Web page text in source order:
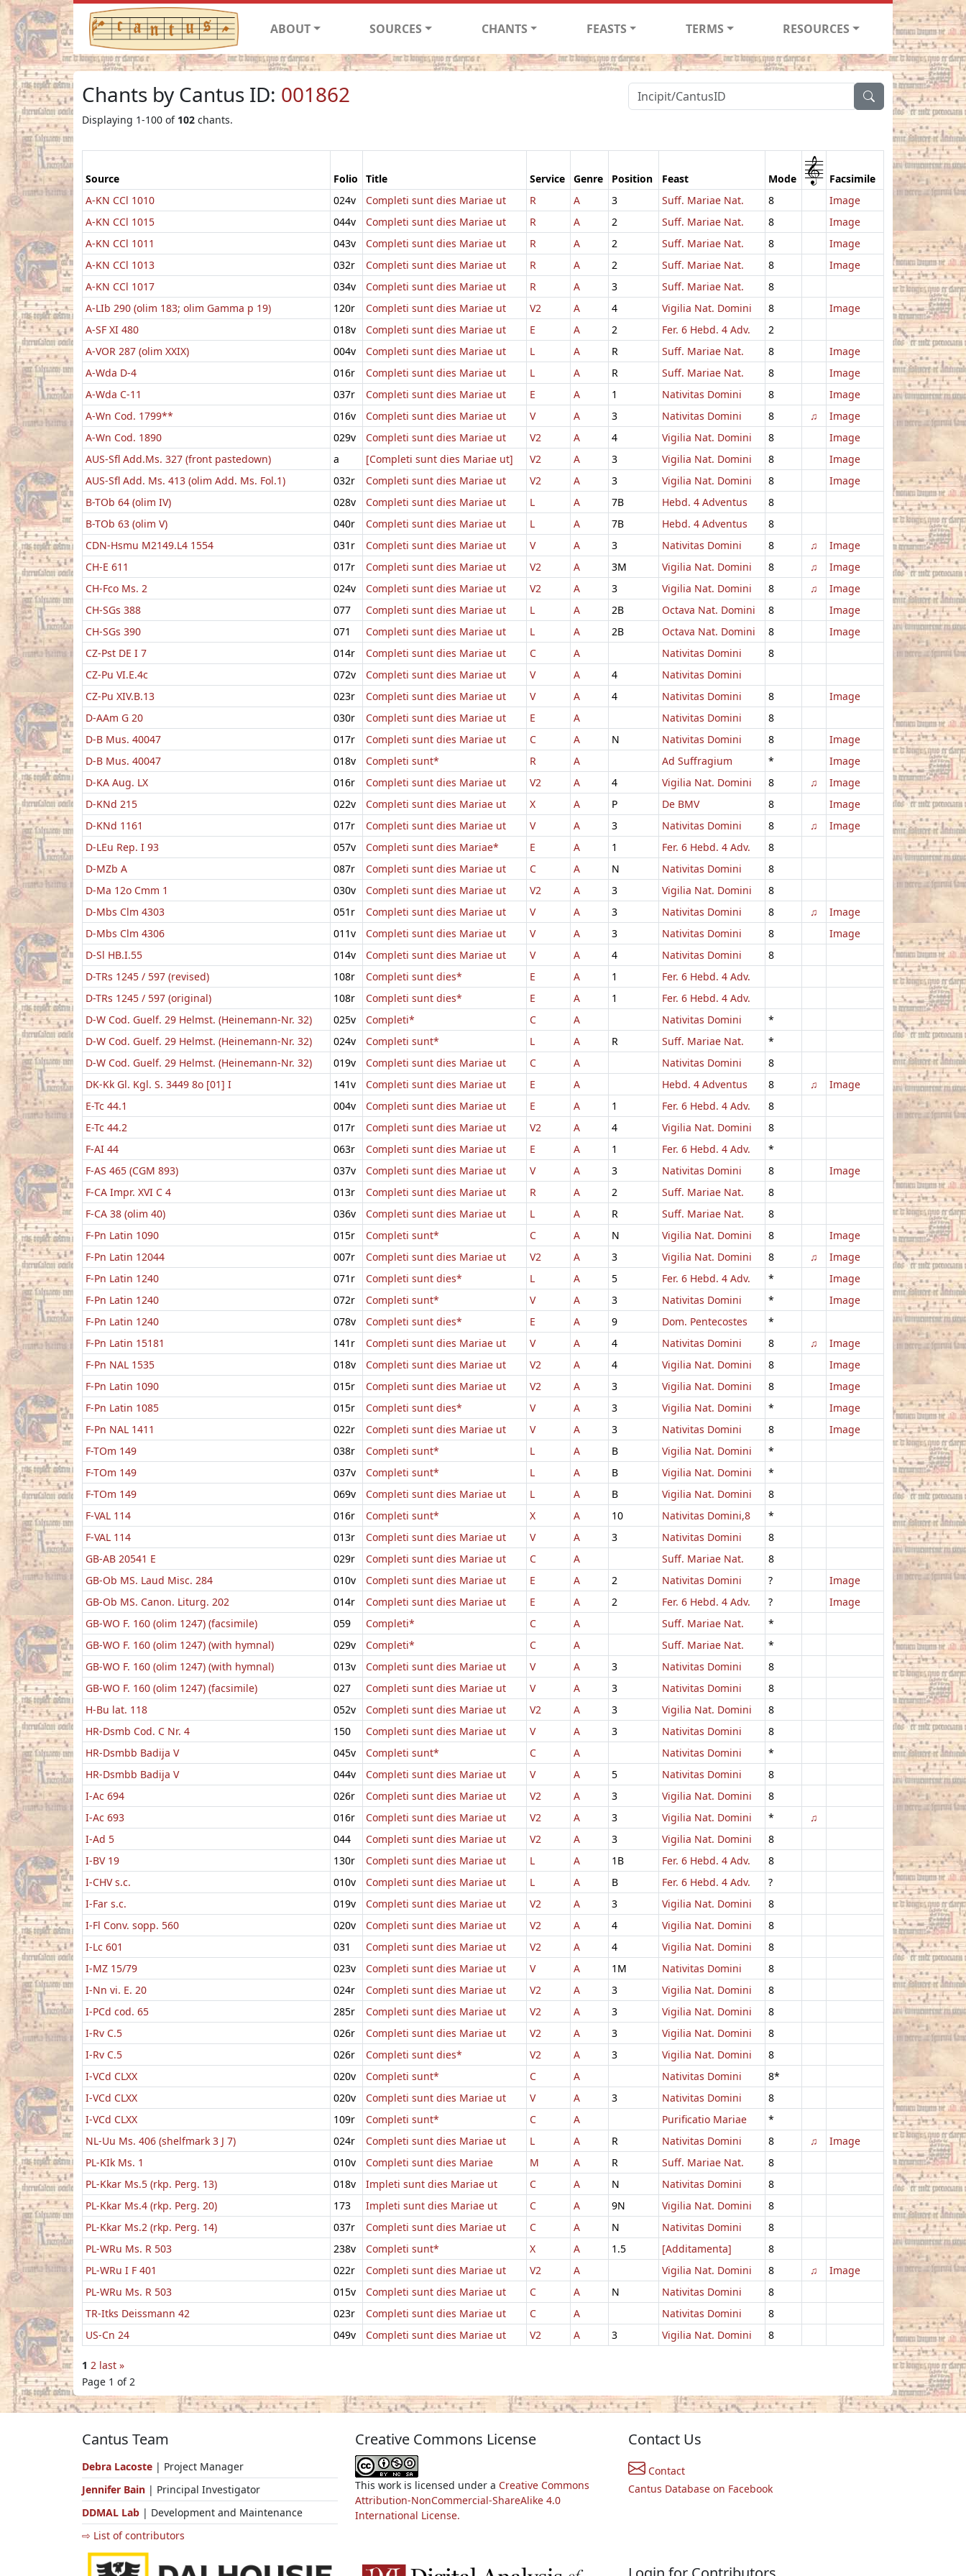
ABOUT SOURCES CHANTS FEASTS TERMS RESOURCES
Chants by Cantus ID: 001862
Displaying 1-100 of 102 chants.
Source Folio Title Service Genre Position Feast Mode 1
Facsimile
A-KN CCl 1010
024v Completi sunt dies Mariae ut R A 3 Suff. Mariae Nat. 8
Image
A-KN CCl 1015
044v Completi sunt dies Mariae ut R A 2 Suff. Mariae Nat. 8
Image
A-KN CCl 1011
043v Completi sunt dies Mariae ut R A 2 Suff. Mariae Nat. 8
Image
A-KN CCl 1013
032r Completi sunt dies Mariae ut R A 2 Suff. Mariae Nat. 8
Image
A-KN CCl 1017
034v Completi sunt dies Mariae ut R A 3 Suff. Mariae Nat.
8
A-LIb 290 (olim 183; olim Gamma p 19)
120r Completi sunt dies Mariae ut V2 A 4 Vigilia Nat. Domini 8
Image
A-SF XI 480
018v Completi sunt dies Mariae ut E A 2 Fer. 6 Hebd. 4 Adv.
2
A-VOR 287 (olim XXIX)
004v Completi sunt dies Mariae ut L A R Suff. Mariae Nat. 8
Image
A-Wda D-4
016r Completi sunt dies Mariae ut L A R Suff. Mariae Nat. 8
Image
A-Wda C-11
037r Completi sunt dies Mariae ut E A 1 Nativitas Domini 8
Image
A-Wn Cod. 1799**
016v Completi sunt dies Mariae ut V A 3 Nativitas Domini 8 ♫
Image
A-Wn Cod. 1890
029v Completi sunt dies Mariae ut V2 A 4 Vigilia Nat. Domini 8
Image
AUS-Sfl Add.Ms. 327 (front pastedown)
a [Completi sunt dies Mariae ut] V2 A 3 Vigilia Nat. Domini 8
Image
AUS-Sfl Add. Ms. 413 (olim Add. Ms. Fol.1)
032r Completi sunt dies Mariae ut V2 A 3 Vigilia Nat. Domini 8
Image
B-TOb 64 (olim IV)
028v Completi sunt dies Mariae ut L A 7B Hebd. 4 Adventus
8
B-TOb 63 (olim V)
040r Completi sunt dies Mariae ut L A 7B Hebd. 4 Adventus
8
CDN-Hsmu M2149.L4 1554
031r Completi sunt dies Mariae ut V A 3 Nativitas Domini 8 ♫
Image
CH-E 611
017r Completi sunt dies Mariae ut V2 A 3M Vigilia Nat. Domini 8 ♫
Image
CH-Fco Ms. 2
024v Completi sunt dies Mariae ut V2 A 3 Vigilia Nat. Domini 8 ♫
Image
CH-SGs 388
077 Completi sunt dies Mariae ut L A 2B Octava Nat. Domini 8
Image
CH-SGs 390
071 Completi sunt dies Mariae ut L A 2B Octava Nat. Domini 8
Image
CZ-Pst DE I 7
014r Completi sunt dies Mariae ut C A Nativitas Domini
8
CZ-Pu VI.E.4c
072v Completi sunt dies Mariae ut V A 4
Nativitas Domini
CZ-Pu XIV.B.13
023r Completi sunt dies Mariae ut V A 4 Nativitas Domini 8
Image
D-AAm G 20
030r Completi sunt dies Mariae ut E A Nativitas Domini
8
D-B Mus. 40047
017r Completi sunt dies Mariae ut C A N Nativitas Domini 8
Image
D-B Mus. 40047
018v Completi sunt* R A Ad Suffragium *
Image
D-KA Aug. LX
016r Completi sunt dies Mariae ut V2 A 4 Vigilia Nat. Domini 8 ♫
Image
D-KNd 215
022v Completi sunt dies Mariae ut X A P De BMV 8
Image
D-KNd 1161
017r Completi sunt dies Mariae ut V A 3 Nativitas Domini 8 ♫
Image
D-LEu Rep. I 93
057v Completi sunt dies Mariae* E A 1 Fer. 6 Hebd. 4 Adv.
8
D-MZb A
087r Completi sunt dies Mariae ut C A N Nativitas Domini
8
D-Ma 12o Cmm 1
030v Completi sunt dies Mariae ut V2 A 3 Vigilia Nat. Domini
8
D-Mbs Clm 4303
051r Completi sunt dies Mariae ut V A 3 Nativitas Domini 8 ♫
Image
D-Mbs Clm 4306
011v Completi sunt dies Mariae ut V A 3 Nativitas Domini 8
Image
D-Sl HB.I.55
014v Completi sunt dies Mariae ut V A 4 Nativitas Domini
8
D-TRs 1245 / 597 (revised)
108r Completi sunt dies* E A 1
Fer. 6 Hebd. 4 Adv.
D-TRs 1245 / 597 (original)
108r Completi sunt dies* E A 1
Fer. 6 Hebd. 4 Adv.
D-W Cod. Guelf. 29 Helmst. (Heinemann-Nr. 32)
025v Completi* C A Nativitas Domini
*
D-W Cod. Guelf. 29 Helmst. (Heinemann-Nr. 32)
024v Completi sunt* L A R Suff. Mariae Nat.
*
D-W Cod. Guelf. 29 Helmst. (Heinemann-Nr. 32)
019v Completi sunt dies Mariae ut C A Nativitas Domini
8
DK-Kk Gl. Kgl. S. 3449 8o [01] I
141v Completi sunt dies Mariae ut E A Hebd. 4 Adventus 8 ♫
Image
E-Tc 44.1
004v Completi sunt dies Mariae ut E A 1 Fer. 6 Hebd. 4 Adv.
8
E-Tc 44.2
017r Completi sunt dies Mariae ut V2 A 4 Vigilia Nat. Domini
8
F-AI 44
063r Completi sunt dies Mariae ut E A 1 Fer. 6 Hebd. 4 Adv.
*
F-AS 465 (CGM 893)
037v Completi sunt dies Mariae ut V A 3 Nativitas Domini 8
Image
F-CA Impr. XVI C 4
013r Completi sunt dies Mariae ut R A 2 Suff. Mariae Nat.
8
F-CA 38 (olim 40)
036v Completi sunt dies Mariae ut L A R Suff. Mariae Nat.
8
F-Pn Latin 1090
015r Completi sunt* C A N Vigilia Nat. Domini 8
Image
F-Pn Latin 12044
007r Completi sunt dies Mariae ut V2 A 3 Vigilia Nat. Domini 8 ♫
Image
F-Pn Latin 1240
071r Completi sunt dies* L A 5 Fer. 6 Hebd. 4 Adv. *
Image
F-Pn Latin 1240
072r Completi sunt* V A 3 Nativitas Domini *
Image
F-Pn Latin 1240
078v Completi sunt dies* E A 9 Dom. Pentecostes
*
F-Pn Latin 15181
141r Completi sunt dies Mariae ut V A 4 Nativitas Domini 8 ♫
Image
F-Pn NAL 1535
018v Completi sunt dies Mariae ut V2 A 4 Vigilia Nat. Domini 8
Image
F-Pn Latin 1090
015r Completi sunt dies Mariae ut V2 A 3 Vigilia Nat. Domini 8
Image
F-Pn Latin 1085
015r Completi sunt dies* V A 3 Vigilia Nat. Domini *
Image
F-Pn NAL 1411
022r Completi sunt dies Mariae ut V A 3 Nativitas Domini 8
Image
F-TOm 149
038r Completi sunt* L A B Vigilia Nat. Domini
*
F-TOm 149
037v Completi sunt* L A B Vigilia Nat. Domini
*
F-TOm 149
069v Completi sunt dies Mariae ut L A B Vigilia Nat. Domini
8
F-VAL 114
016r Completi sunt* X A 10 Nativitas Domini,8
*
F-VAL 114
013r Completi sunt dies Mariae ut V A 3 Nativitas Domini
8
GB-AB 20541 E
029r Completi sunt dies Mariae ut C A Suff. Mariae Nat.
8
GB-Ob MS. Laud Misc. 284
010v Completi sunt dies Mariae ut E A 2 Nativitas Domini ?
Image
GB-Ob MS. Canon. Liturg. 202
014r Completi sunt dies Mariae ut E A 2 Fer. 6 Hebd. 4 Adv. ?
Image
GB-WO F. 160 (olim 1247) (facsimile)
059 Completi* C A Suff. Mariae Nat.
*
GB-WO F. 160 (olim 1247) (with hymnal)
029v Completi* C A Suff. Mariae Nat.
*
GB-WO F. 160 (olim 1247) (with hymnal)
013v Completi sunt dies Mariae ut V A 3 Nativitas Domini
8
GB-WO F. 160 (olim 1247) (facsimile)
027 Completi sunt dies Mariae ut V A 3 Nativitas Domini
8
H-Bu lat. 118
052v Completi sunt dies Mariae ut V2 A 3 Vigilia Nat. Domini
8
HR-Dsmb Cod. C Nr. 4
150 Completi sunt dies Mariae ut V A 3 Nativitas Domini
8
HR-Dsmbb Badija V
045v Completi sunt* C A Nativitas Domini
*
HR-Dsmbb Badija V
044v Completi sunt dies Mariae ut V A 5 Nativitas Domini
8
I-Ac 694
026r Completi sunt dies Mariae ut V2 A 3 Vigilia Nat. Domini
8
I-Ac 693
016r Completi sunt dies Mariae ut V2 A 3 Vigilia Nat. Domini *
♫
I-Ad 5
044 Completi sunt dies Mariae ut V2 A 3 Vigilia Nat. Domini
8
I-BV 19
130r Completi sunt dies Mariae ut L A 1B Fer. 6 Hebd. 4 Adv.
8
I-CHV s.c.
010v Completi sunt dies Mariae ut L A B Fer. 6 Hebd. 4 Adv.
?
I-Far s.c.
019v Completi sunt dies Mariae ut V2 A 3 Vigilia Nat. Domini
8
I-Fl Conv. sopp. 560
020v Completi sunt dies Mariae ut V2 A 4 Vigilia Nat. Domini
8
I-Lc 601
031 Completi sunt dies Mariae ut V2 A 4 Vigilia Nat. Domini
8
I-MZ 15/79
023v Completi sunt dies Mariae ut V A 1M Nativitas Domini
8
I-Nn vi. E. 20
024r Completi sunt dies Mariae ut V2 A 3 Vigilia Nat. Domini
8
I-PCd cod. 65
285r Completi sunt dies Mariae ut V2 A 3 Vigilia Nat. Domini
8
I-Rv C.5
026r Completi sunt dies Mariae ut V2 A 3 Vigilia Nat. Domini
8
I-Rv C.5
026r Completi sunt dies* V2 A 3 Vigilia Nat. Domini
8
I-VCd CLXX
020v Completi sunt* C A Nativitas Domini
8*
I-VCd CLXX
020v Completi sunt dies Mariae ut V A 3 Nativitas Domini
8
I-VCd CLXX
109r Completi sunt* C A Purificatio Mariae
*
NL-Uu Ms. 406 (shelfmark 3 J 7)
024r Completi sunt dies Mariae ut L A R Nativitas Domini 8 ♫
Image
PL-KIk Ms. 1
010v Completi sunt dies Mariae M A R Suff. Mariae Nat.
8
PL-Kkar Ms.5 (rkp. Perg. 13)
018v Impleti sunt dies Mariae ut C A N Nativitas Domini
8
PL-Kkar Ms.4 (rkp. Perg. 20)
173 Impleti sunt dies Mariae ut C A 9N Vigilia Nat. Domini
8
PL-Kkar Ms.2 (rkp. Perg. 14)
037r Completi sunt dies Mariae ut C A N Nativitas Domini
8
PL-WRu Ms. R 503
238v Completi sunt* X A 1.5 [Additamenta]
8
PL-WRu I F 401
022r Completi sunt dies Mariae ut V2 A Vigilia Nat. Domini 8 ♫
Image
PL-WRu Ms. R 503
015v Completi sunt dies Mariae ut C A N Nativitas Domini
8
TR-Itks Deissmann 42
023r Completi sunt dies Mariae ut C A Nativitas Domini
8
US-Cn 24
049v Completi sunt dies Mariae ut V2 A 3 Vigilia Nat. Domini 8
1 2 last »
Page 1 of 2
Cantus Team
Debra Lacoste | Project Manager
Jennifer Bain | Principal Investigator
DDMAL Lab | Development and Maintenance
⇨ List of contributors
Creative Commons License
This work is licensed under a Creative Commons
Attribution-NonCommercial-ShareAlike 4.0
International License.
Contact Us
Contact
Cantus Database on Facebook